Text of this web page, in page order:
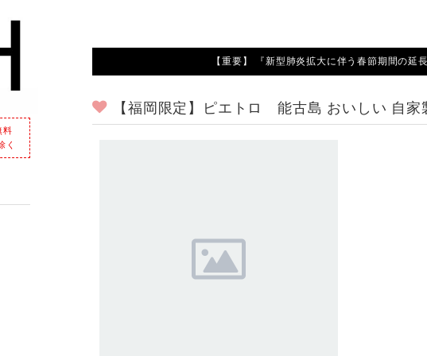
料
く
【重要】 『新型肺炎拡大に伴う春節期間の
【福岡限定】ピエトロ 能古島 おいしい 自